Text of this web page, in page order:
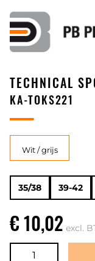
TECHNICAL
KA-TOKS221
Wit / grijs
35/38 39-42
€ 10,02 excl.